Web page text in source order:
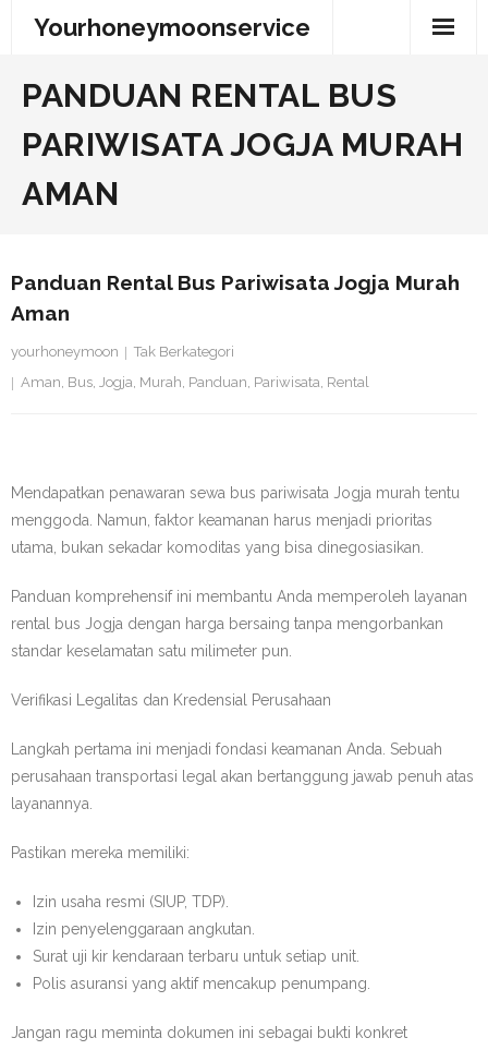
Yourhoneymoonservice
PANDUAN RENTAL BUS
PARIWISATA JOGJA MURAH
AMAN
Panduan Rental Bus Pariwisata Jogja Murah
Aman
yourhoneymoon
Tak Berkategori
Aman, Bus, Jogja, Murah, Panduan, Pariwisata, Rental
Mendapatkan penawaran sewa bus pariwisata Jogja murah tentu
menggoda. Namun, faktor keamanan harus menjadi prioritas
utama, bukan sekadar komoditas yang bisa dinegosiasikan.
Panduan komprehensif ini membantu Anda memperoleh layanan
rental bus Jogja dengan harga bersaing tanpa mengorbankan
standar keselamatan satu milimeter pun.
Verifikasi Legalitas dan Kredensial Perusahaan
Langkah pertama ini menjadi fondasi keamanan Anda. Sebuah
perusahaan transportasi legal akan bertanggung jawab penuh atas
layanannya.
Pastikan mereka memiliki:
Izin usaha resmi (SIUP, TDP).
Izin penyelenggaraan angkutan.
Surat uji kir kendaraan terbaru untuk setiap unit.
Polis asuransi yang aktif mencakup penumpang.
Jangan ragu meminta dokumen ini sebagai bukti konkret